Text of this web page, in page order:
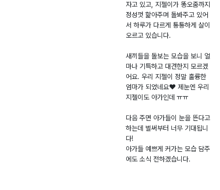
자고 있고, 지젤이가 똥오줌까지
정성껏 핥아주며 돌봐주고 있어
서 하루가 다르게 통통하게 살이
오르고 있습니다.
새끼들을 돌보는 모습을 보니 얼
마나 기특하고 대견한지 모르겠
어요. 우리 지젤이 정말 훌륭한
엄마가 되었네요❤️ 제눈엔 우리
지젤이도 아가인데 ㅠㅠ
다음 주면 아가들이 눈을 뜬다고
하는데 벌써부터 너무 기대됩니
다!
아가들 예쁘게 커가는 모습 담주
에도 소식 전하겠습니다.